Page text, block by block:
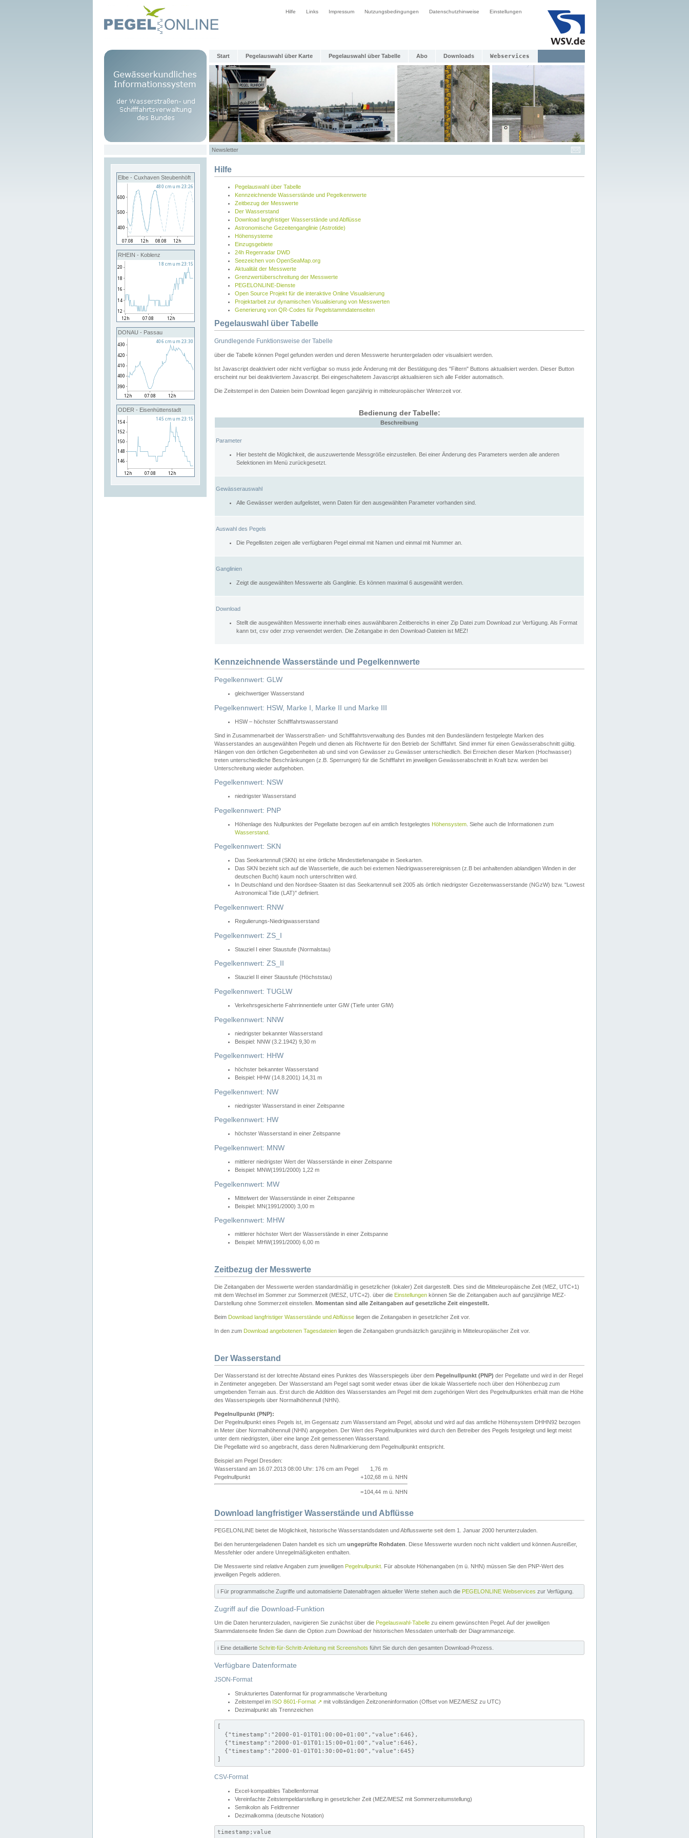
Hilfe Links Impressum Nutzungsbedingungen Datenschutzhinweise Einstellungen
Start Pegelauswahl über Karte Pegelauswahl über Tabelle Abo Downloads Webservices
Newsletter
Elbe - Cuxhaven Steubenhöft
RHEIN - Koblenz
DONAU - Passau
ODER - Eisenhüttenstadt
Hilfe
Pegelauswahl über Tabelle
Kennzeichnende Wasserstände und Pegelkennwerte
Zeitbezug der Messwerte
Der Wasserstand
Download langfristiger Wasserstände und Abflüsse
Astronomische Gezeitenganglinie (Astrotide)
Höhensysteme
Einzugsgebiete
24h Regenradar DWD
Seezeichen von OpenSeaMap.org
Aktualität der Messwerte
Grenzwertüberschreitung der Messwerte
PEGELONLINE-Dienste
Open Source Projekt für die interaktive Online Visualisierung
Projektarbeit zur dynamischen Visualisierung von Messwerten
Generierung von QR-Codes für Pegelstammdatenseiten
Pegelauswahl über Tabelle
Grundlegende Funktionsweise der Tabelle
über die Tabelle können Pegel gefunden werden und deren Messwerte heruntergeladen oder visualisiert werden.
Ist Javascript deaktiviert oder nicht verfügbar so muss jede Änderung mit der Bestätigung des "Filtern" Buttons aktualisiert werden. Dieser Button
erscheint nur bei deaktiviertem Javascript. Bei eingeschaltetem Javascript aktualisieren sich alle Felder automatisch.
Die Zeitstempel in den Dateien beim Download liegen ganzjährig in mitteleuropäischer Winterzeit vor.
Bedienung der Tabelle:
Beschreibung
Parameter
Hier besteht die Möglichkeit, die auszuwertende Messgröße einzustellen. Bei einer Änderung des Parameters werden alle anderen
Selektionen im Menü zurückgesetzt.
Gewässerauswahl
Alle Gewässer werden aufgelistet, wenn Daten für den ausgewählten Parameter vorhanden sind.
Auswahl des Pegels
Die Pegellisten zeigen alle verfügbaren Pegel einmal mit Namen und einmal mit Nummer an.
Ganglinien
Zeigt die ausgewählten Messwerte als Ganglinie. Es können maximal 6 ausgewählt werden.
Download
Stellt die ausgewählten Messwerte innerhalb eines auswählbaren Zeitbereichs in einer Zip Datei zum Download zur Verfügung. Als Format
kann txt, csv oder zrxp verwendet werden. Die Zeitangabe in den Download-Dateien ist MEZ!
Kennzeichnende Wasserstände und Pegelkennwerte
Pegelkennwert: GLW
gleichwertiger Wasserstand
Pegelkennwert: HSW, Marke I, Marke II und Marke III
HSW – höchster Schifffahrtswasserstand
Sind in Zusammenarbeit der Wasserstraßen- und Schifffahrtsverwaltung des Bundes mit den Bundesländern festgelegte Marken des
Wasserstandes an ausgewählten Pegeln und dienen als Richtwerte für den Betrieb der Schifffahrt. Sind immer für einen Gewässerabschnitt gültig.
Hängen von den örtlichen Gegebenheiten ab und sind von Gewässer zu Gewässer unterschiedlich. Bei Erreichen dieser Marken (Hochwasser)
treten unterschiedliche Beschränkungen (z.B. Sperrungen) für die Schifffahrt im jeweiligen Gewässerabschnitt in Kraft bzw. werden bei
Unterschreitung wieder aufgehoben.
Pegelkennwert: NSW
niedrigster Wasserstand
Pegelkennwert: PNP
Höhenlage des Nullpunktes der Pegellatte bezogen auf ein amtlich festgelegtes Höhensystem . Siehe auch die Informationen zum
Wasserstand
Pegelkennwert: SKN
Das Seekartennull (SKN) ist eine örtliche Mindesttiefenangabe in Seekarten.
Das SKN bezieht sich auf die Wassertiefe, die auch bei extemen Niedrigwasserereignissen (z.B bei anhaltenden ablandigen Winden in der
deutschen Bucht) kaum noch unterschritten wird.
In Deutschland und den Nordsee-Staaten ist das Seekartennull seit 2005 als örtlich niedrigster Gezeitenwasserstande (NGzW) bzw. "Lowest
Astronomical Tide (LAT)" definiert.
Pegelkennwert: RNW
Regulierungs-Niedrigwasserstand
Pegelkennwert: ZS_I
Stauziel I einer Staustufe (Normalstau)
Pegelkennwert: ZS_II
Stauziel II einer Staustufe (Höchststau)
Pegelkennwert: TUGLW
Verkehrsgesicherte Fahrrinnentiefe unter GlW (Tiefe unter GlW)
Pegelkennwert: NNW
niedrigster bekannter Wasserstand
Beispiel: NNW (3.2.1942) 9,30 m
Pegelkennwert: HHW
höchster bekannter Wasserstand
Beispiel: HHW (14.8.2001) 14,31 m
Pegelkennwert: NW
niedrigster Wasserstand in einer Zeitspanne
Pegelkennwert: HW
höchster Wasserstand in einer Zeitspanne
Pegelkennwert: MNW
mittlerer niedrigster Wert der Wasserstände in einer Zeitspanne
Beispiel: MNW(1991/2000) 1,22 m
Pegelkennwert: MW
Mittelwert der Wasserstände in einer Zeitspanne
Beispiel: MN(1991/2000) 3,00 m
Pegelkennwert: MHW
mittlerer höchster Wert der Wasserstände in einer Zeitspanne
Beispiel: MHW(1991/2000) 6,00 m
Zeitbezug der Messwerte
Die Zeitangaben der Messwerte werden standardmäßig in gesetzlicher (lokaler) Zeit dargestellt. Dies sind die Mitteleuropäische Zeit (MEZ, UTC+1)
mit dem Wechsel im Sommer zur Sommerzeit (MESZ, UTC+2). über die Einstellungen können Sie die Zeitangaben auch auf ganzjährige MEZ-
Darstellung ohne Sommerzeit einstellen. Momentan sind alle Zeitangaben auf gesetzliche Zeit eingestellt.
Beim Download langfristiger Wasserstände und Abflüsse liegen die Zeitangaben in gesetzlicher Zeit vor.
In den zum Download angebotenen Tagesdateien liegen die Zeitangaben grundsätzlich ganzjährig in Mitteleuropäischer Zeit vor.
Der Wasserstand
Der Wasserstand ist der lotrechte Abstand eines Punktes des Wasserspiegels über dem Pegelnullpunkt (PNP) der Pegellatte und wird in der Regel
in Zentimeter angegeben. Der Wasserstand am Pegel sagt somit weder etwas über die lokale Wassertiefe noch über den Höhenbezug zum
umgebenden Terrain aus. Erst durch die Addition des Wasserstandes am Pegel mit dem zugehörigen Wert des Pegelnullpunktes erhält man die Höhe
des Wasserspiegels über Normalhöhennull (NHN).
Pegelnullpunkt (PNP):
Der Pegelnullpunkt eines Pegels ist, im Gegensatz zum Wasserstand am Pegel, absolut und wird auf das amtliche Höhensystem DHHN92 bezogen
in Meter über Normalhöhennull (NHN) angegeben. Der Wert des Pegelnullpunktes wird durch den Betreiber des Pegels festgelegt und liegt meist
unter dem niedrigsten, über eine lange Zeit gemessenen Wasserstand.
Die Pegellatte wird so angebracht, dass deren Nullmarkierung dem Pegelnullpunkt entspricht.
Beispiel am Pegel Dresden:
Wasserstand am 16.07.2013 08:00 Uhr: 176 cm am Pegel
1,76 m
Pegelnullpunkt
+102,68 m ü. NHN
=104,44 m ü. NHN
Download langfristiger Wasserstände und Abflüsse
PEGELONLINE bietet die Möglichkeit, historische Wasserstandsdaten und Abflusswerte seit dem 1. Januar 2000 herunterzuladen.
Bei den heruntergeladenen Daten handelt es sich um ungeprüfte Rohdaten . Diese Messwerte wurden noch nicht validiert und können Ausreißer,
Messfehler oder andere Unregelmäßigkeiten enthalten.
Die Messwerte sind relative Angaben zum jeweiligen Pegelnullpunkt . Für absolute Höhenangaben (m ü. NHN) müssen Sie den PNP-Wert des
jeweiligen Pegels addieren.
ℹ️ Für programmatische Zugriffe und automatisierte Datenabfragen aktueller Werte stehen auch die PEGELONLINE Webservices zur Verfügung.
Zugriff auf die Download-Funktion
Um die Daten herunterzuladen, navigieren Sie zunächst über die Pegelauswahl-Tabelle zu einem gewünschten Pegel. Auf der jeweiligen
Stammdatenseite finden Sie dann die Option zum Download der historischen Messdaten unterhalb der Diagrammanzeige.
ℹ️ Eine detaillierte Schritt-für-Schritt-Anleitung mit Screenshots führt Sie durch den gesamten Download-Prozess.
Verfügbare Datenformate
JSON-Format
Strukturiertes Datenformat für programmatische Verarbeitung
Zeitstempel im ISO 8601-Format ↗ mit vollständigen Zeitzoneninformation (Offset von MEZ/MESZ zu UTC)
Dezimalpunkt als Trennzeichen
[
  {"timestamp":"2000-01-01T01:00:00+01:00","value":646},
  {"timestamp":"2000-01-01T01:15:00+01:00","value":646},
  {"timestamp":"2000-01-01T01:30:00+01:00","value":645}
]
CSV-Format
Excel-kompatibles Tabellenformat
Vereinfachte Zeitstempeldarstellung in gesetzlicher Zeit (MEZ/MESZ mit Sommerzeitumstellung)
Semikolon als Feldtrenner
Dezimalkomma (deutsche Notation)
timestamp;value